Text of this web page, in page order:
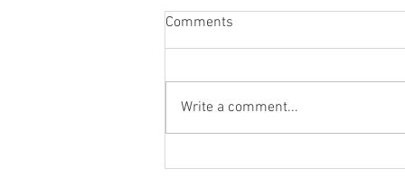
Expo/FLAME TP. 臺北錄像藝術
Comments
Write a comment...